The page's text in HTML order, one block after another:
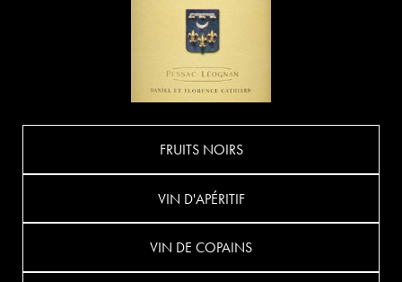
FRUITS NOIRS
VIN D'APÉRITIF
VIN DE COPAINS